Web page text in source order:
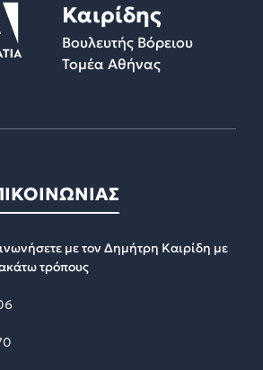
Καιρίδης
Βουλευτής Βόρειου
Τομέα Αθήνας
με τον Δημήτρη Καιρίδη με
τρόπους